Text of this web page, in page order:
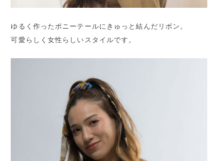
ゆるく作ったポニーテールにきゅっと結んだリボン。
可愛らしく女性らしいスタイルです。